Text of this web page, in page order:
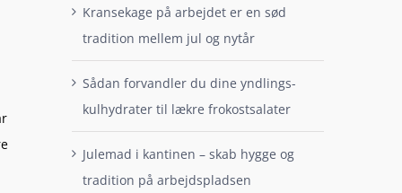
Kransekage på arbejdet er en sød
tradition mellem jul og nytår
Sådan forvandler du dine yndlings-
kulhydrater til lækre frokostsalater
Julemad i kantinen – skab hygge og
tradition på arbejdspladsen